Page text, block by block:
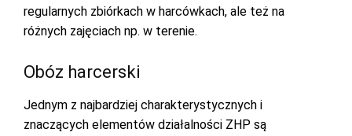
regularnych zbiórkach w harcówkach, ale też na
różnych zajęciach np. w terenie.
Obóz harcerski
Jednym z najbardziej charakterystycznych i
znaczących elementów działalności ZHP są